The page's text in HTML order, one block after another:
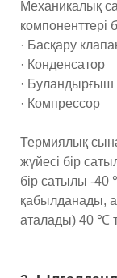
Механикалық
компоненттері
· Басқару
· Конденсатор
· Буландырғыш
· Компрессор
Термиялық
жүйесі бір
бір сатылы -40
қабылданады,
аталады) 40 ℃